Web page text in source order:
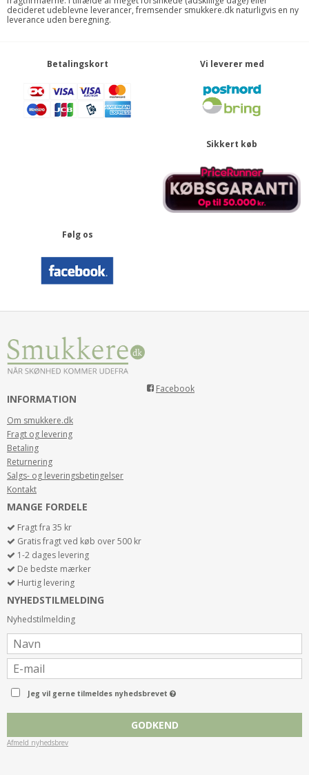
decideret udeblevne leverancer, fremsender smukkere.dk naturligvis en ny
leverance uden beregning.
Betalingskort Vi leverer med
Sikkert køb
Følg os
Facebook
INFORMATION
Om smukkere.dk
Fragt og levering
Betaling
Returnering
Salgs- og leveringsbetingelser
Kontakt
MANGE FORDELE
Fragt fra 35 kr
Gratis fragt ved køb over 500 kr
1-2 dages levering
De bedste mærker
Hurtig levering
NYHEDSTILMELDING
Nyhedstilmelding
Jeg vil gerne tilmeldes nyhedsbrevet
GODKEND
Afmeld nyhedsbrev